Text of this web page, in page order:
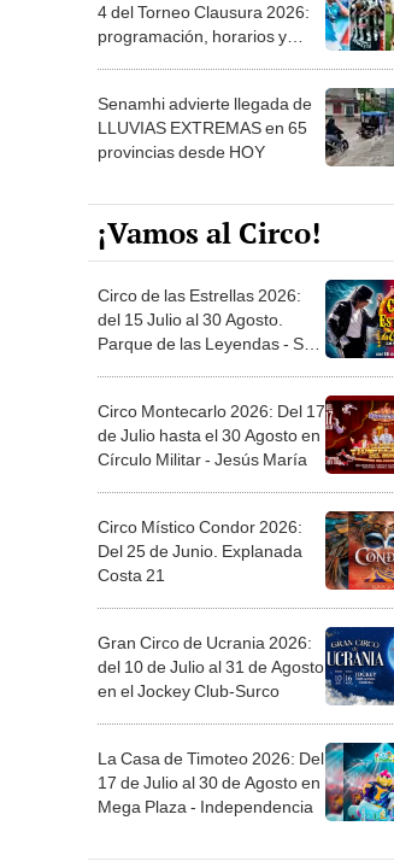
4 del Torneo Clausura 2026:
programación, horarios y
Senamhi advierte llegada de
LLUVIAS EXTREMAS en 65
provincias desde HOY
¡Vamos al Circo!
Circo de las Estrellas 2026:
del 15 Julio al 30 Agosto.
Parque de las Leyendas - San
Circo Montecarlo 2026: Del 17
de Julio hasta el 30 Agosto en
Círculo Militar - Jesús María
Circo Místico Condor 2026:
Del 25 de Junio. Explanada
Costa 21
Gran Circo de Ucrania 2026:
del 10 de Julio al 31 de Agosto
en el Jockey Club-Surco
La Casa de Timoteo 2026: Del
17 de Julio al 30 de Agosto en
Mega Plaza - Independencia